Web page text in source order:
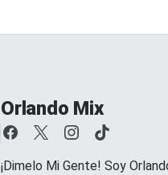
Orlando Mix
¡Dimelo Mi Gente! Soy